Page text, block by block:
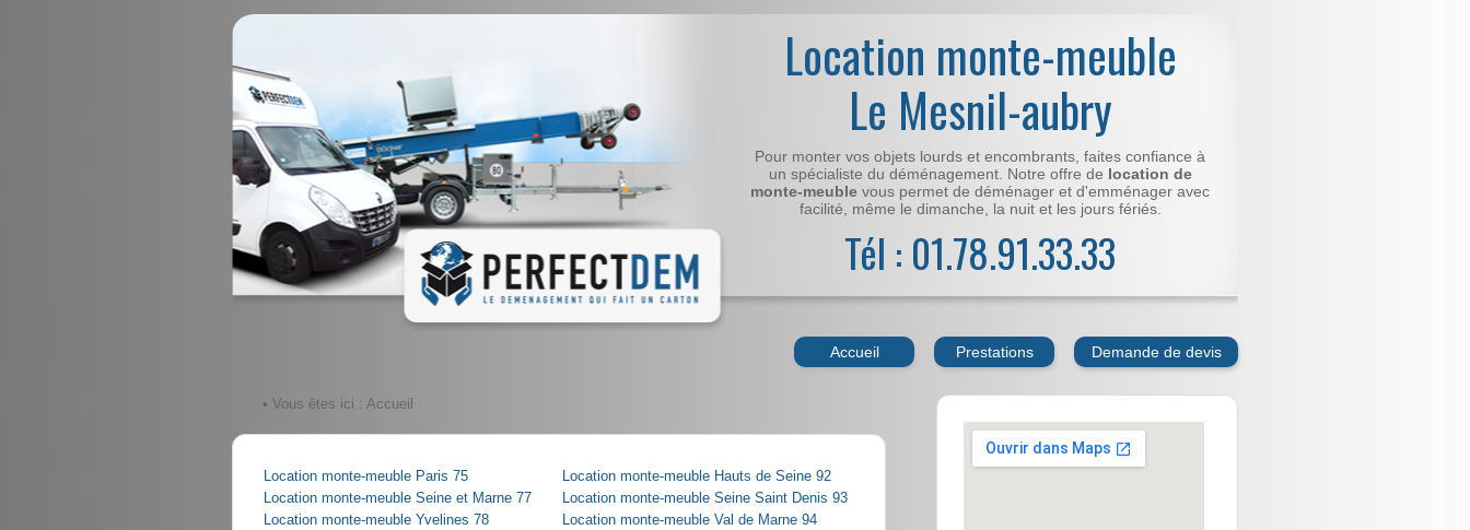
Location monte-meuble
Le Mesnil-aubry
Pour monter vos objets lourds et encombrants, faites confiance à
un spécialiste du déménagement. Notre offre de location de
monte-meuble vous permet de déménager et d'emménager avec
facilité, même le dimanche, la nuit et les jours fériés.
Tél : 01.78.91.33.33
Accueil Prestations Demande de devis
• Vous êtes ici : Accueil
Location monte-meuble Paris 75
Location monte-meuble Seine et Marne 77
Location monte-meuble Yvelines 78
Location monte-meuble Hauts de Seine 92
Location monte-meuble Seine Saint Denis 93
Location monte-meuble Val de Marne 94